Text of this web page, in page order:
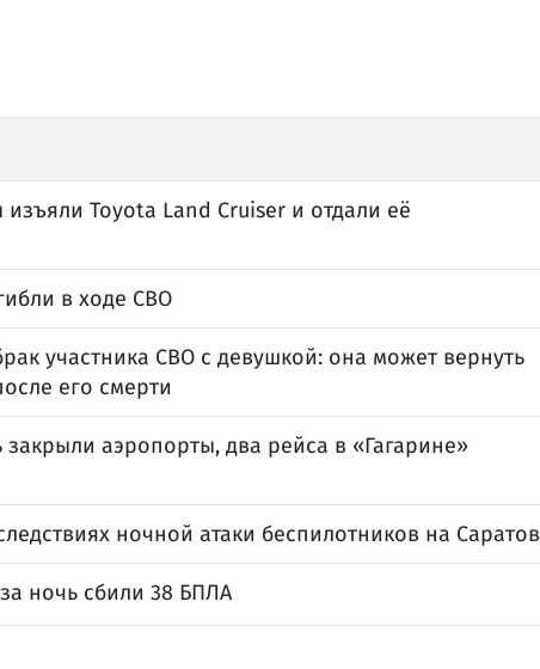
Toyota Land Cruiser и отдали её
в ходе СВО
участника СВО с девушкой: она может вернуть
его смерти
аэропорты, два рейса в «Гагарине»
ночной атаки беспилотников на Саратов
ночь сбили 38 БПЛА